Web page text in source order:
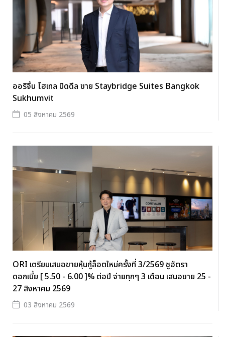
ออริจิ้น โฮเทล ปิดดีล ขาย Staybridge Suites Bangkok
Sukhumvit
05 สิงหาคม 2569
ORI เตรียมเสนอขายหุ้นกู้ล็อตใหม่ครั้งที่ 3/2569 ชูอัตรา
ดอกเบี้ย [ 5.50 - 6.00 ]% ต่อปี จ่ายทุกๆ 3 เดือน เสนอขาย 25 -
27 สิงหาคม 2569
03 สิงหาคม 2569